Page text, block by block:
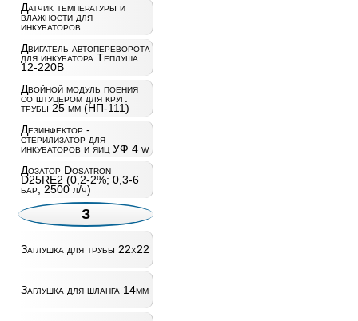
Датчик температуры и
влажности для
инкубаторов
Двигатель автопереворота
для инкубатора Теплуша
12-220В
Двойной модуль поения
со штуцером для круг.
трубы 25 мм (НП-111)
Дезинфектор -
стерилизатор для
инкубаторов и яиц УФ 4 w
Дозатор Dosatron
D25RE2 (0,2-2%; 0,3-6
бар; 2500 л/ч)
З
Заглушка для трубы 22х22
Заглушка для шланга 14мм